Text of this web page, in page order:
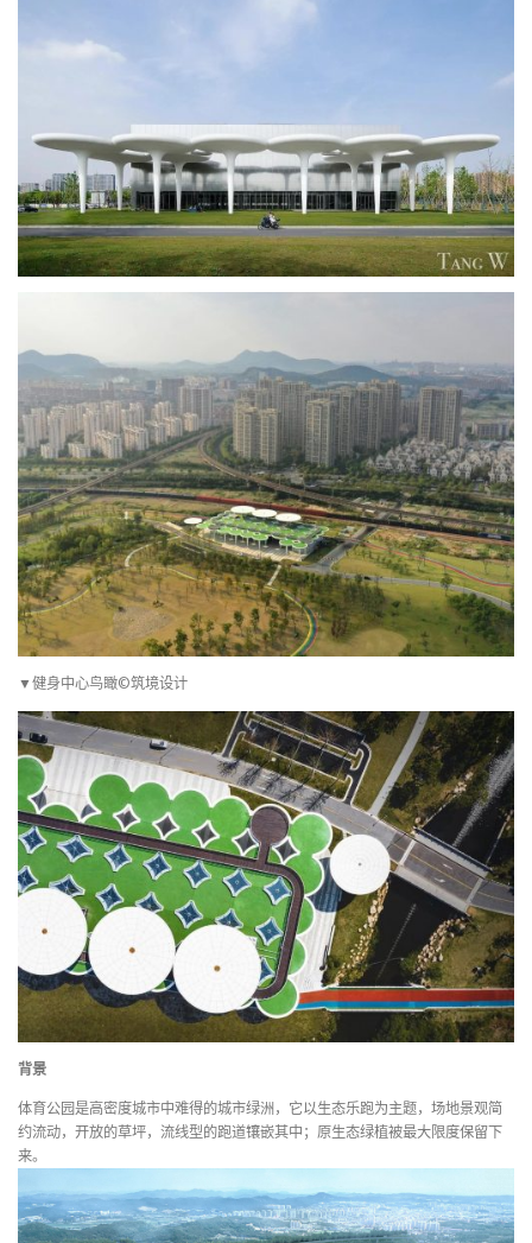
▼健身中心鸟瞰©筑境设计
背景
体育公园是高密度城市中难得的城市绿洲，它以生态乐跑为主题，场地景观简
约流动，开放的草坪，流线型的跑道镶嵌其中；原生态绿植被最大限度保留下
来。